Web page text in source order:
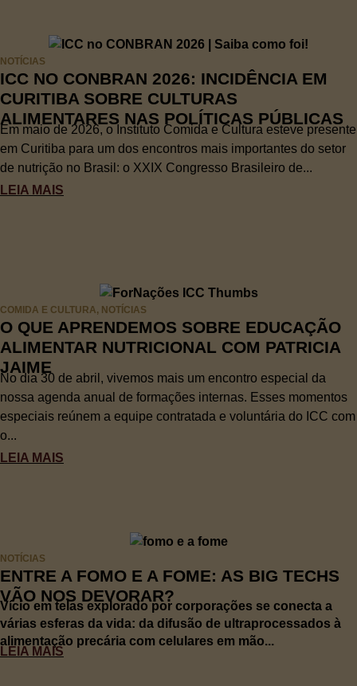
NOTÍCIAS
ICC NO CONBRAN 2026: INCIDÊNCIA EM
CURITIBA SOBRE CULTURAS
ALIMENTARES NAS POLÍTICAS PÚBLICAS
Em maio de 2026, o Instituto Comida e Cultura esteve presente
em Curitiba para um dos encontros mais importantes do setor
de nutrição no Brasil: o XXIX Congresso Brasileiro de...
LEIA MAIS
COMIDA E CULTURA, NOTÍCIAS
O QUE APRENDEMOS SOBRE EDUCAÇÃO
ALIMENTAR NUTRICIONAL COM PATRICIA
JAIME
No dia 30 de abril, vivemos mais um encontro especial da
nossa agenda anual de formações internas. Esses momentos
especiais reúnem a equipe contratada e voluntária do ICC com
o...
LEIA MAIS
NOTÍCIAS
ENTRE A FOMO E A FOME: AS BIG TECHS
VÃO NOS DEVORAR?
Vício em telas explorado por corporações se conecta a
várias esferas da vida: da difusão de ultraprocessados à
alimentação precária com celulares em mão...
LEIA MAIS